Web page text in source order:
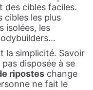
cibles faciles.
cibles les plus
isolées, les
la simplicité. Savoir
disposée à se
ripostes change
ne fait le